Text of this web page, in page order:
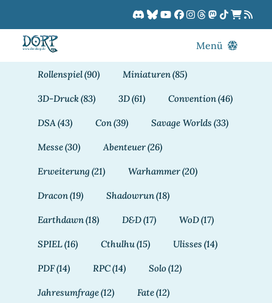
springen
Menü
Rollenspiel(90) Miniaturen(85)
3D-Druck(83) 3D(61) Convention(46)
DSA (43) Con(39) Savage Worlds (33)
Messe(30) Abenteuer(26)
Erweiterung (21) Warhammer(20)
Dracon(19) Shadowrun(18)
Earthdawn(18) D&D(17) WoD(17)
SPIEL(16) Cthulhu(15) Ulisses (14)
PDF(14) RPC(14) Solo(12)
Jahresumfrage(12) Fate(12)